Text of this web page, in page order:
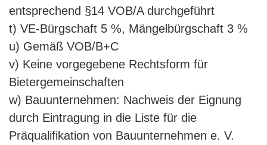
entsprechend §14 VOB/A durchgeführt
t) VE-Bürgschaft 5 %, Mängelbürgschaft 3 %
u) Gemäß VOB/B+C
v) Keine vorgegebene Rechtsform für
Bietergemeinschaften
w) Bauunternehmen: Nachweis der Eignung
durch Eintragung in die Liste für die
Präqualifikation von Bauunternehmen e. V.